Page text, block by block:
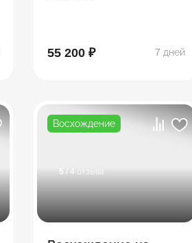
55 200 ₽ 7 дней
Восхождение
5 / 4 отзыва